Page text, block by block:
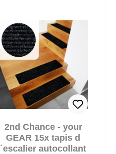
2nd Chance - your
GEAR 15x tapis d
´escalier autocollant